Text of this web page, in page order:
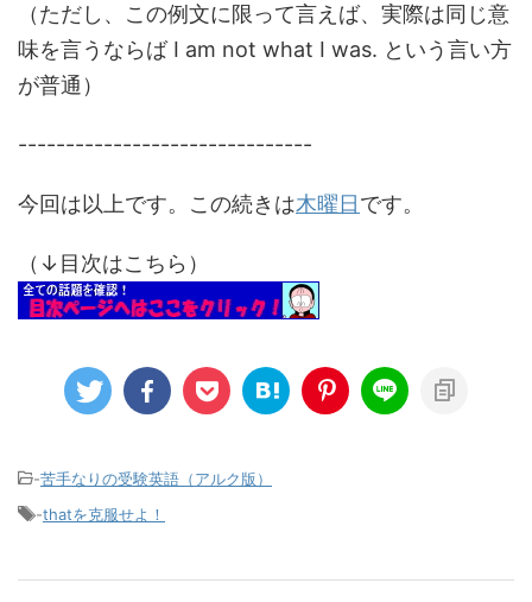
（ただし、この例文に限って言えば、実際は同じ意
味を言うならば I am not what I was. という言い方
が普通）
-------------------------------
今回は以上です。この続きは木曜日です。
（↓目次はこちら）
-苦手なりの受験英語（アルク版）
-thatを克服せよ！